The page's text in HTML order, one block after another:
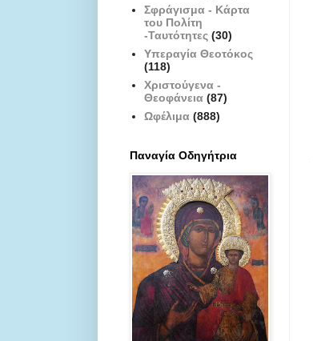
Σφράγισμα - Κάρτα
του Πολίτη
-Ταυτότητες (30)
Υπεραγία Θεοτόκος
(118)
Χριστούγενα -
Θεοφάνεια (87)
Ωφέλιμα (888)
Παναγία Οδηγήτρια